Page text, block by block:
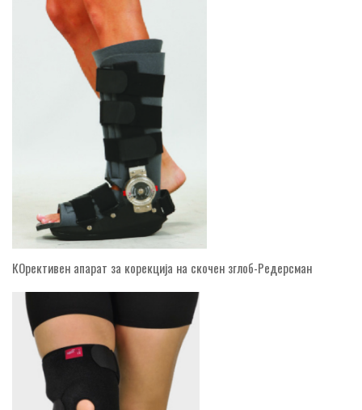
КОрективен апарат за корекција на скочен зглоб-Редерсман